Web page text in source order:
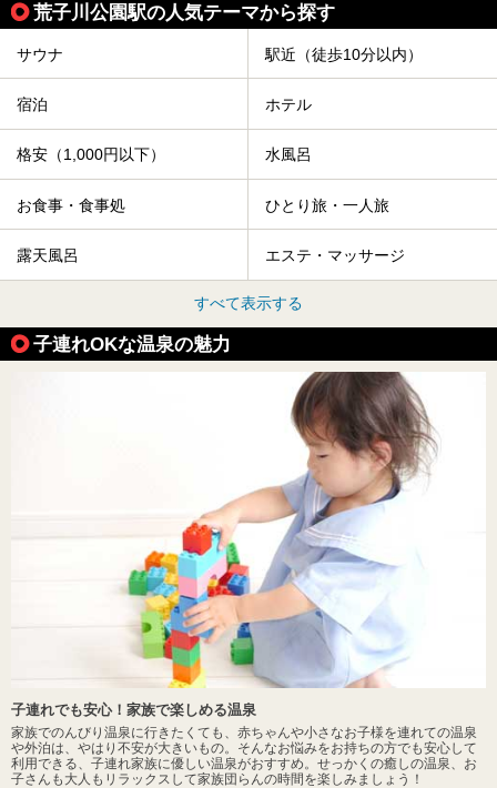
荒子川公園駅の人気テーマから探す
サウナ 駅近（徒歩10分以内）
宿泊 ホテル
格安（1,000円以下） 水風呂
お食事・食事処 ひとり旅・一人旅
露天風呂 エステ・マッサージ
すべて表示する
子連れOKな温泉の魅力
子連れでも安心！家族で楽しめる温泉
家族でのんびり温泉に行きたくても、赤ちゃんや小さなお子様を連れての温泉
や外泊は、やはり不安が大きいもの。そんなお悩みをお持ちの方でも安心して
利用できる、子連れ家族に優しい温泉がおすすめ。せっかくの癒しの温泉、お
子さんも大人もリラックスして家族団らんの時間を楽しみましょう！